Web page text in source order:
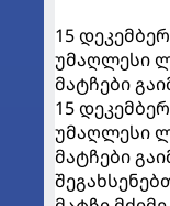
15
უმაღლესი
მატჩები
15
უმაღლესი
მატჩები